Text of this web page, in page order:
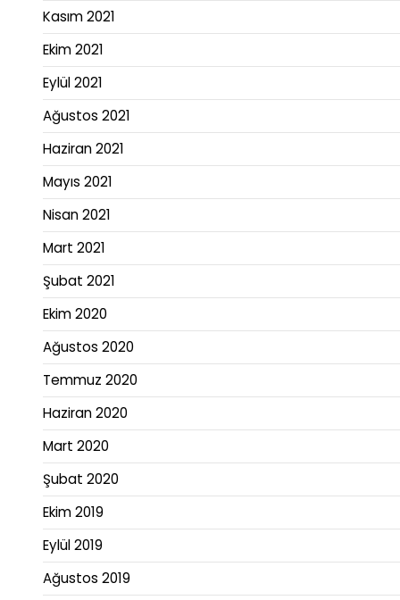
Kasım 2021
Ekim 2021
Eylül 2021
Ağustos 2021
Haziran 2021
Mayıs 2021
Nisan 2021
Mart 2021
Şubat 2021
Ekim 2020
Ağustos 2020
Temmuz 2020
Haziran 2020
Mart 2020
Şubat 2020
Ekim 2019
Eylül 2019
Ağustos 2019